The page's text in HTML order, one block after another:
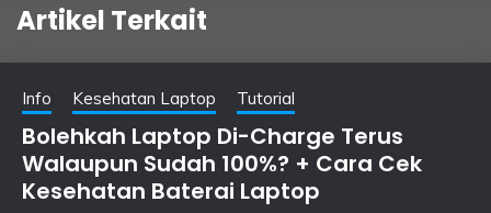
Artikel Terkait
Info Kesehatan Laptop Tutorial
Bolehkah Laptop Di-Charge Terus
Walaupun Sudah 100%? + Cara Cek
Kesehatan Baterai Laptop